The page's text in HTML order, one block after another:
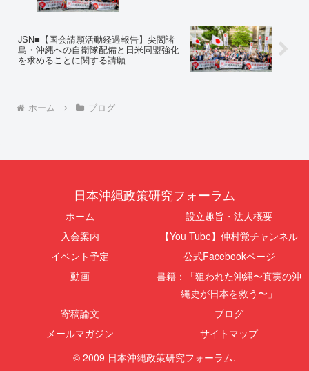
JSN■【国会請願活動経過報告】尖閣諸
島・沖縄への自衛隊配備と日米同盟強化
を求めることに関する請願
ホーム ブログ
日本沖縄政策研究フォーラム
ホーム
設立趣旨・法人概要
入会案内
【You Tube】仲村覚チャンネル
イベント予定
公式Facebookページ
動画
書籍：「狙われた沖縄〜真実の沖
縄史が日本を救う〜」
寄稿論文
ブログ
メールマガジン
サイトマップ
© 2009 日本沖縄政策研究フォーラム.